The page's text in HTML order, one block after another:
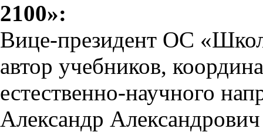
2100»:
Вице-президент ОС
автор учебников,
естественно-научного
Александр